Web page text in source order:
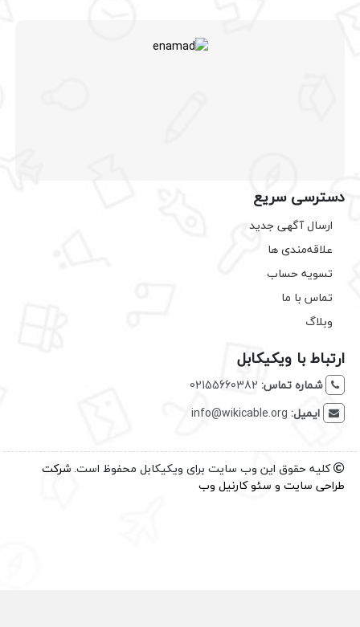
دسترسی سریع
ارسال آگهی جدید
علاقه‌مندی ها
تسویه حساب
تماس با ما
وبلاگ
ارتباط با ویکیکابل
شماره تماس: 02155660382
ایمیل: info@wikicable.org
کلیه حقوق این وب سایت برای ویکیکابل محفوظ است.شرکت
طراحی سایت و سئوکارنیل وب